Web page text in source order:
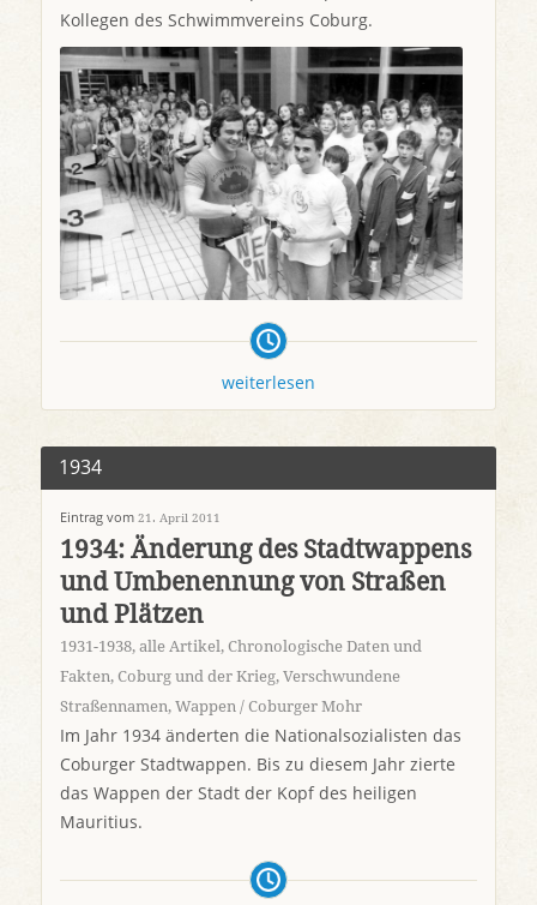
Kollegen des Schwimmvereins Coburg.
weiterlesen
1934
Eintrag vom 21. April 2011
1934: Änderung des Stadtwappens
und Umbenennung von Straßen
und Plätzen
1931-1938, alle Artikel , Chronologische Daten und
Fakten, Coburg und der Krieg, Verschwundene
Straßennamen, Wappen / Coburger Mohr
Im Jahr 1934 änderten die Nationalsozialisten das
Coburger Stadtwappen. Bis zu diesem Jahr zierte
das Wappen der Stadt der Kopf des heiligen
Mauritius.